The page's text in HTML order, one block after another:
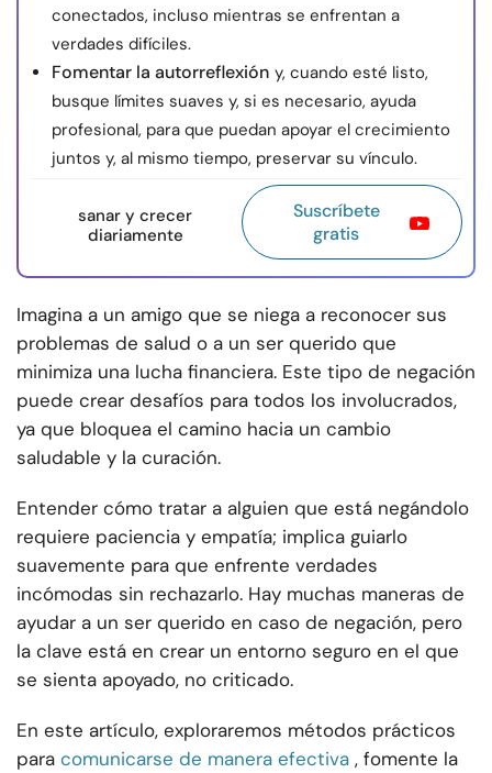
conectados, incluso mientras se enfrentan a
verdades difíciles.
Fomentar la autorreflexión y, cuando esté listo,
busque límites suaves y, si es necesario, ayuda
profesional, para que puedan apoyar el crecimiento
juntos y, al mismo tiempo, preservar su vínculo.
sanar y crecer
diariamente
Suscríbete
gratis
Imagina a un amigo que se niega a reconocer sus
problemas de salud o a un ser querido que
minimiza una lucha financiera. Este tipo de negación
puede crear desafíos para todos los involucrados,
ya que bloquea el camino hacia un cambio
saludable y la curación.
Entender cómo tratar a alguien que está negándolo
requiere paciencia y empatía; implica guiarlo
suavemente para que enfrente verdades
incómodas sin rechazarlo. Hay muchas maneras de
ayudar a un ser querido en caso de negación, pero
la clave está en crear un entorno seguro en el que
se sienta apoyado, no criticado.
En este artículo, exploraremos métodos prácticos
para comunicarse de manera efectiva , fomente la